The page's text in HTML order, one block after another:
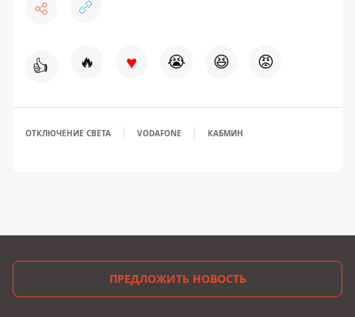
👍 🔥 ♥ 😭 😆 😡
ОТКЛЮЧЕНИЕ СВЕТА VODAFONE КАБМИН
ПРЕДЛОЖИТЬ НОВОСТЬ